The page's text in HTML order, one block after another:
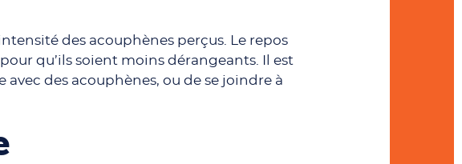
des acouphènes perçus. Le repos
qu’ils soient moins dérangeants. Il est
des acouphènes, ou de se joindre à